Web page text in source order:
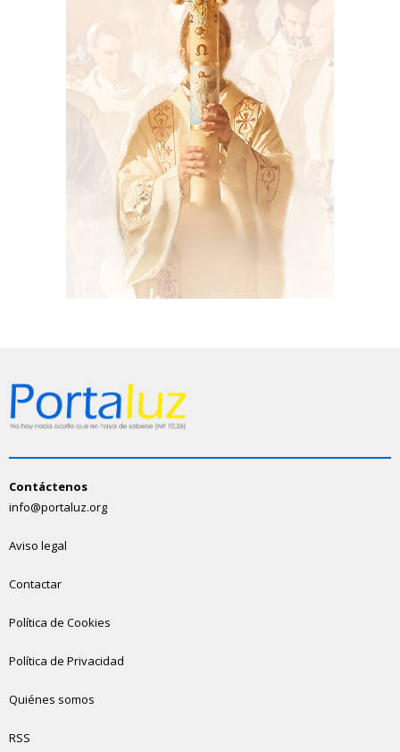
Contáctenos
info@portaluz.org
Aviso legal
Contactar
Política de Cookies
Política de Privacidad
Quiénes somos
RSS